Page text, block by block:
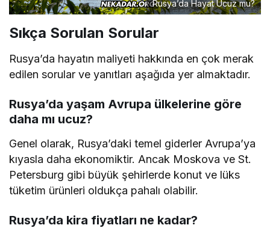
Rusya’da Hayat Ucuz mu?
Sıkça Sorulan Sorular
Rusya’da hayatın maliyeti hakkında en çok merak
edilen sorular ve yanıtları aşağıda yer almaktadır.
Rusya’da yaşam Avrupa ülkelerine göre
daha mı ucuz?
Genel olarak, Rusya’daki temel giderler Avrupa’ya
kıyasla daha ekonomiktir. Ancak Moskova ve St.
Petersburg gibi büyük şehirlerde konut ve lüks
tüketim ürünleri oldukça pahalı olabilir.
Rusya’da kira fiyatları ne kadar?